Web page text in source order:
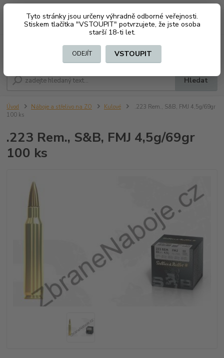
Tyto stránky jsou určeny výhradně odborné veřejnosti.
Stiskem tlačítka "VSTOUPIT" potvrzujete, že jste osoba
starší 18-ti let.
ODEJÍT VSTOUPIT
CZK
Hledat
+420 603794370 za0 Kč
Úvod Náboje a střelivo na ZO Kulové
.223 Rem., S&B, FMJ 4,5g/69gr
100 ks
.223 Rem., S&B, FMJ 4,5g/69gr
100 ks